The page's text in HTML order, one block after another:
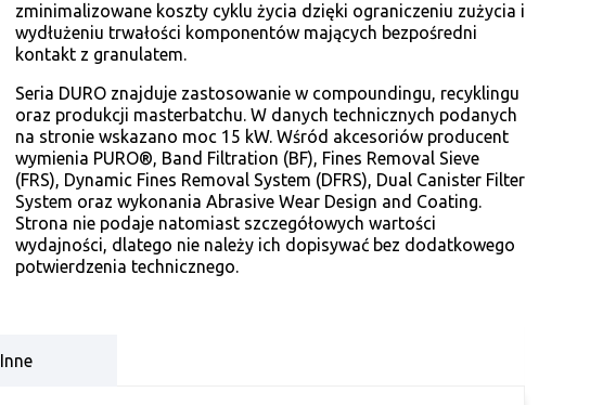
zminimalizowane koszty cyklu życia dzięki ograniczeniu zużycia i
wydłużeniu trwałości komponentów mających bezpośredni
kontakt z granulatem.
Seria DURO znajduje zastosowanie w compoundingu, recyklingu
oraz produkcji masterbatchu. W danych technicznych podanych
na stronie wskazano moc 15 kW. Wśród akcesoriów producent
wymienia PURO®, Band Filtration (BF), Fines Removal Sieve
(FRS), Dynamic Fines Removal System (DFRS), Dual Canister Filter
System oraz wykonania Abrasive Wear Design and Coating.
Strona nie podaje natomiast szczegółowych wartości
wydajności, dlatego nie należy ich dopisywać bez dodatkowego
potwierdzenia technicznego.
Inne